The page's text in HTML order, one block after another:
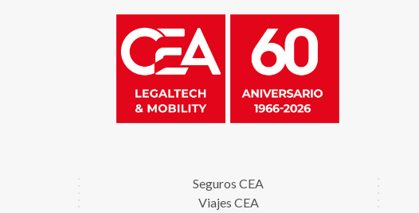
Seguros CEA
Viajes CEA